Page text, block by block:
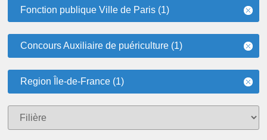
Fonction publique Ville de Paris (1)
Concours Auxiliaire de puériculture (1)
Region Île-de-France (1)